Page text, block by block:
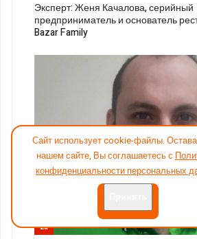
Эксперт: Женя Качалова, серийный
предприниматель и основатель
Bazar Family
23
Сайт использует cookie-файлы.
нашем сайте, Вы соглашаетесь с
конфиденциальности персональных